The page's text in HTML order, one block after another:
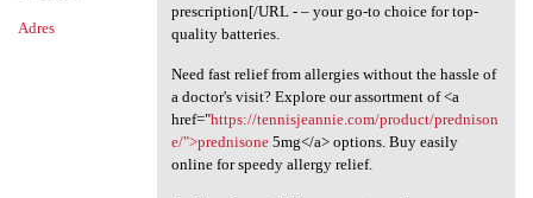
Adres
prescription[/URL - – your go-to choice for top-
quality batteries.
Need fast relief from allergies without the hassle of
a doctor's visit? Explore our assortment of <a
href="https://tennisjeannie.com/product/prednison
e/">prednisone5mg</a> options. Buy easily
online for speedy allergy relief.